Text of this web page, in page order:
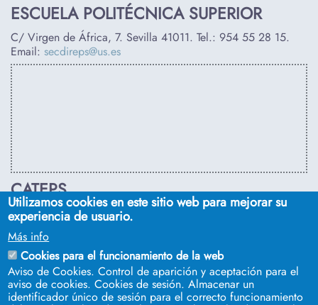
ESCUELA POLITÉCNICA SUPERIOR
C/ Virgen de África, 7. Sevilla 41011. Tel.: 954 55 28 15.
Email: secdireps@us.es
CATEPS
C/ Euclides, s/n. Sevilla 41092. Tel.: 955 42 03 53
secdireps@us.es
Utilizamos cookies en este sitio web para mejorar su
experiencia de usuario.
Más info
Cookies para el funcionamiento de la web
Aviso de Cookies. Control de aparición y aceptación para el
aviso de cookies. Cookies de sesión. Almacenar un
identificador único de sesión para el correcto funcionamiento